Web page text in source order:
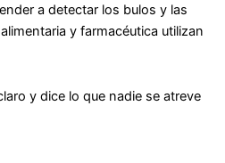
a detectar los bulos y las
y farmacéutica utilizan
y dice lo que nadie se atreve